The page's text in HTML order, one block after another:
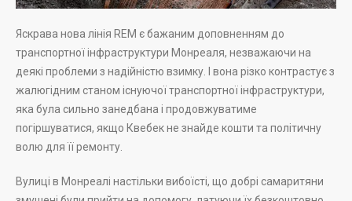
Яскрава нова лінія REM є бажаним доповненням до
транспортної інфраструктури Монреаля, незважаючи на
деякі проблеми з надійністю взимку. І вона різко контрастує з
жалюгідним станом існуючої транспортної інфраструктури,
яка була сильно занедбана і продовжуватиме
погіршуватися, якщо Квебек не знайде кошти та політичну
волю для її ремонту.
Вулиці в Монреалі настільки вибоїсті, що добрі самаритяни